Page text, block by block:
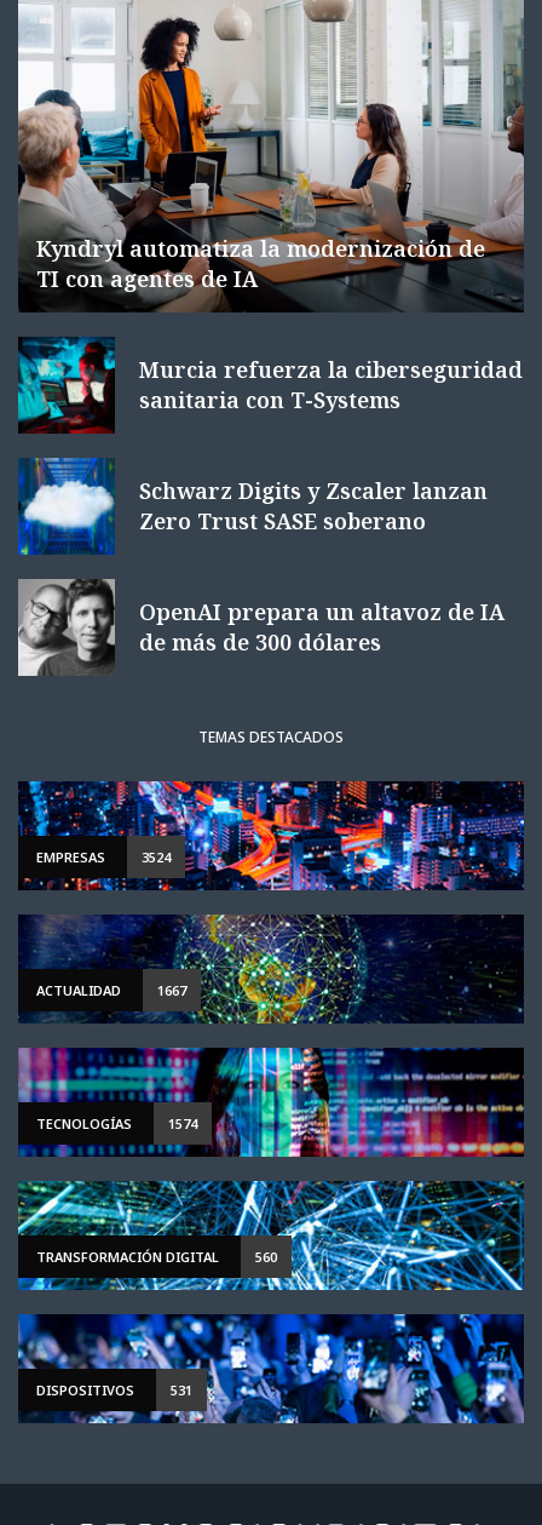
Kyndryl automatiza la modernización de
TI con agentes de IA
Murcia refuerza la ciberseguridad
sanitaria con T-Systems
Schwarz Digits y Zscaler lanzan
Zero Trust SASE soberano
OpenAI prepara un altavoz de IA
de más de 300 dólares
TEMAS DESTACADOS
EMPRESAS 3524
ACTUALIDAD 1667
TECNOLOGÍAS 1574
TRANSFORMACIÓN DIGITAL 560
DISPOSITIVOS 531